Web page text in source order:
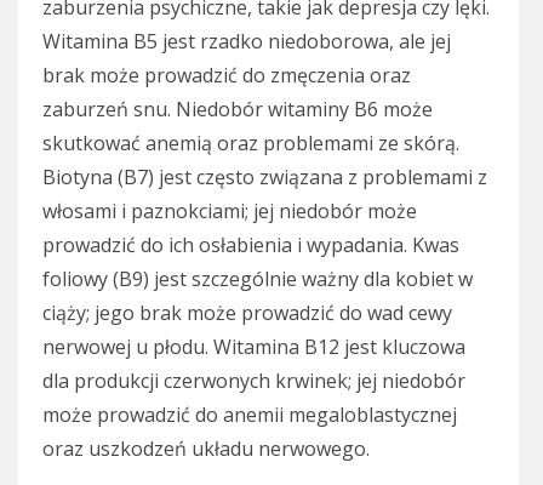
zaburzenia psychiczne, takie jak depresja czy lęki.
Witamina B5 jest rzadko niedoborowa, ale jej
brak może prowadzić do zmęczenia oraz
zaburzeń snu. Niedobór witaminy B6 może
skutkować anemią oraz problemami ze skórą.
Biotyna (B7) jest często związana z problemami z
włosami i paznokciami; jej niedobór może
prowadzić do ich osłabienia i wypadania. Kwas
foliowy (B9) jest szczególnie ważny dla kobiet w
ciąży; jego brak może prowadzić do wad cewy
nerwowej u płodu. Witamina B12 jest kluczowa
dla produkcji czerwonych krwinek; jej niedobór
może prowadzić do anemii megaloblastycznej
oraz uszkodzeń układu nerwowego.